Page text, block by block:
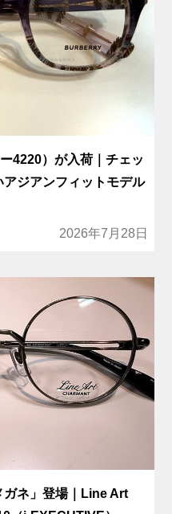
4220）が入荷｜チェッ
ジアンフィットモデル
2026年7月28日
ガネ」登場｜Line Art